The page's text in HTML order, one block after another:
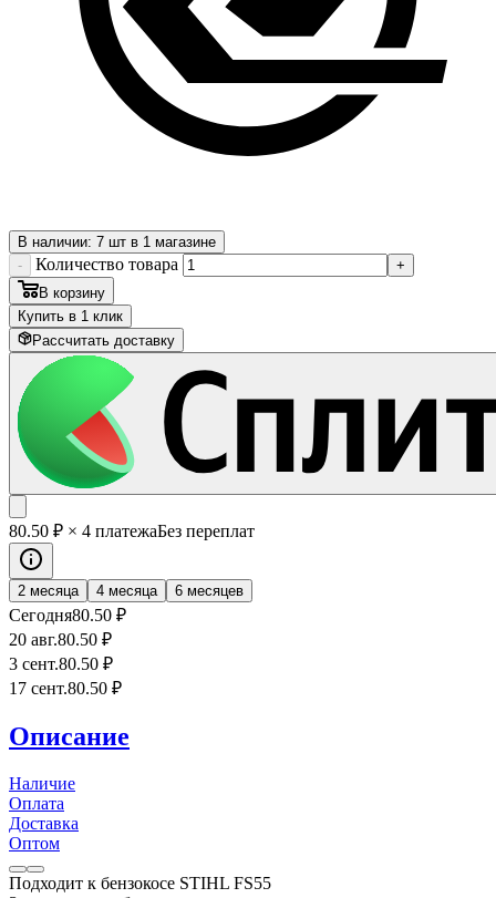
В наличии: 7 шт в 1 магазине
-
Количество товара
+
В корзину
Купить в 1 клик
Рассчитать доставку
80.50 ₽ × 4 платежаБез переплат
2 месяца 4 месяца 6 месяцев
Сегодня80.50 ₽
20 авг.80.50 ₽
3 сент.80.50 ₽
17 сент.80.50 ₽
Описание
Наличие
Оплата
Доставка
Оптом
Подходит к бензокосе STIHL FS55